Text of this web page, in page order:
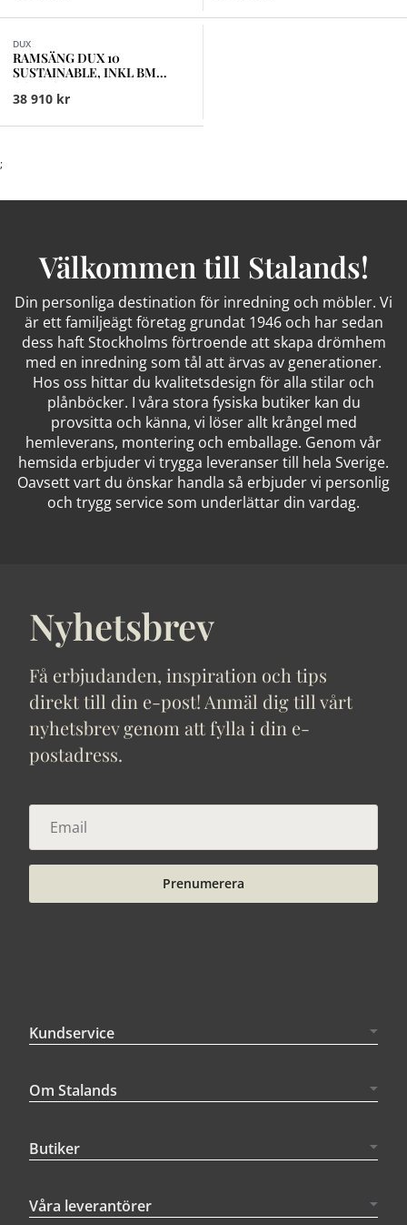
DUX
RAMSÄNG DUX 10
SUSTAINABLE, INKL BM
38 910 kr
;
Välkommen till Stalands!
Din personliga destination för inredning och möbler. Vi
är ett familjeägt företag grundat 1946 och har sedan
dess haft Stockholms förtroende att skapa drömhem
med en inredning som tål att ärvas av generationer.
Hos oss hittar du kvalitetsdesign för alla stilar och
plånböcker. I våra stora fysiska butiker kan du
provsitta och känna, vi löser allt krångel med
hemleverans, montering och emballage. Genom vår
hemsida erbjuder vi trygga leveranser till hela Sverige.
Oavsett vart du önskar handla så erbjuder vi personlig
och trygg service som underlättar din vardag.
Nyhetsbrev
Få erbjudanden, inspiration och tips
direkt till din e-post! Anmäl dig till vårt
nyhetsbrev genom att fylla i din e-
postadress.
Prenumerera
Kundservice
Om Stalands
Butiker
Våra leverantörer